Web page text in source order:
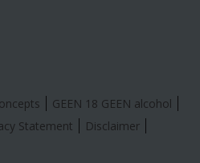
GEEN 18 GEEN alcohol
Statement
Disclaimer